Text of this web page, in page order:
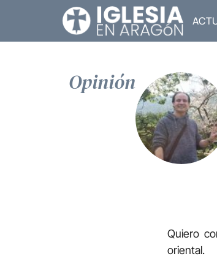
Opinión
Quiero
oriental.